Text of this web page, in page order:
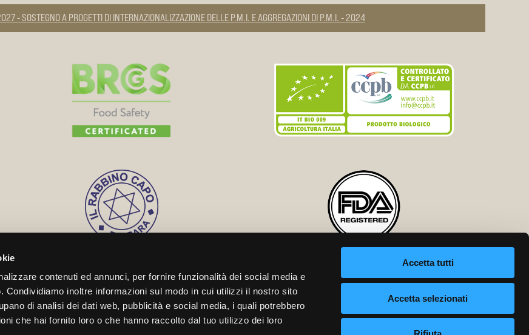
contenuti ed annunci, per fornire funzionalità dei social media e
Condividiamo inoltre informazioni sul modo in cui utilizzi il nostro sito
di analisi dei dati web, pubblicità e social media, i quali potrebbero
che hai fornito loro o che hanno raccolto dal tuo utilizzo dei loro
Accetta tutti
Accetta selezionati
- SOSTEGNO A PROGETTI DI INTERNAZIONALIZZAZIONE DELLE P.M.I. E AGGREGAZIONI DI P.M.I. - 2024